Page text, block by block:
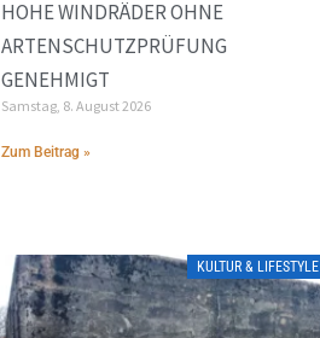
HOHE WINDRÄDER OHNE
ARTENSCHUTZPRÜFUNG
GENEHMIGT
Samstag, 8. August 2026
Zum Beitrag »
KULTUR & LIFESTYLE